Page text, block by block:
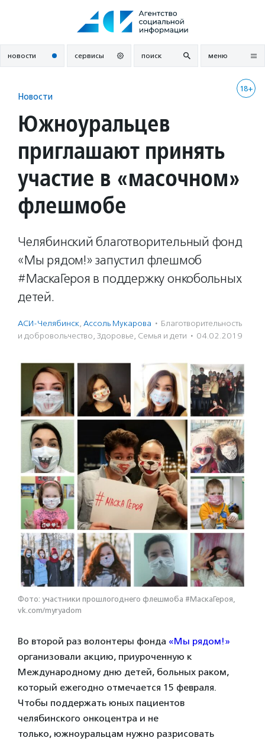
новости сервисы поиск меню
18+
Новости
Южноуральцев
приглашают принять
участие в «масочном»
флешмобе
Челябинский благотворительный фонд
«Мы рядом!» запустил флешмоб
#МаскаГероя в поддержку онкобольных
детей.
АСИ-Челябинск, Ассоль Мукарова · Благотвори­тель­ность
и доброволь­чест­во, Здоровье, Семья и дети · 04.02.2019
Фото: участники прошлогоднего флешмоба #МаскаГероя,
vk.com/myryadom
Во второй раз волонтеры фонда «Мы рядом!»
организовали акцию, приуроченную к
Международному дню детей, больных раком,
который ежегодно отмечается 15 февраля.
Чтобы поддержать юных пациентов
челябинского онкоцентра и не
только, южноуральцам нужно разрисовать